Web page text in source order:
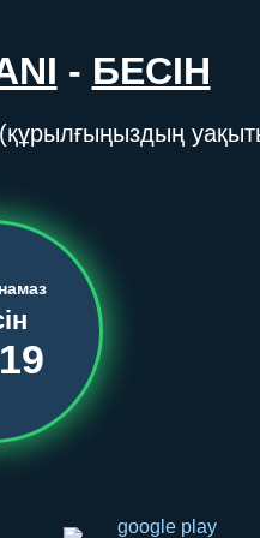
- БЕСІН
(құрылғыңыздың